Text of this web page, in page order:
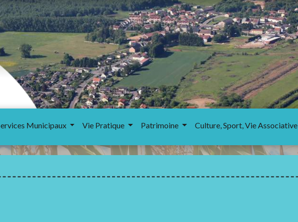
Municipaux Vie Pratique Patrimoine Culture, Sport, Vie Associative